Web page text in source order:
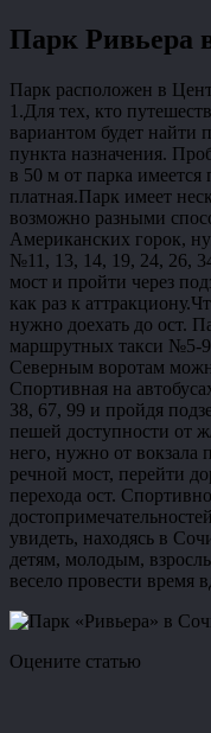
Парк Ривьера
Парк расположен в
1.Для тех, кто
вариантом будет найти
пункта назначения.
в 50 м от парка имеется
платная.Парк имеет
возможно разными
Американских горок,
№11, 13, 14, 19, 24, 26,
мост и пройти через
как раз к
нужно доехать до ост.
маршрутных такси №5-
Северным воротам
Спортивная на
38, 67, 99 и пройдя
пешей доступности от
него, нужно от вокзала
речной мост, перейти
перехода ост.
увидеть, находясь в
детям, молодым,
весело провести
Оцените статью